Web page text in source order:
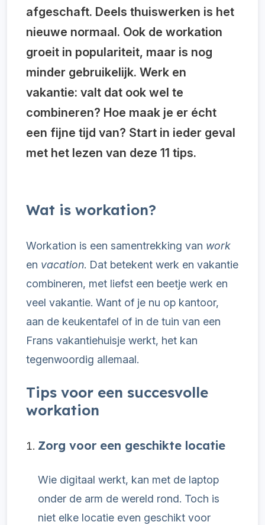
afgeschaft. Deels thuiswerken is het
nieuwe normaal. Ook de workation
groeit in populariteit, maar is nog
minder gebruikelijk. Werk en
vakantie: valt dat ook wel te
combineren? Hoe maak je er écht
een fijne tijd van? Start in ieder geval
met het lezen van deze 11 tips.
Wat is workation?
Workation is een samentrekking van work
en vacation. Dat betekent werk en vakantie
combineren, met liefst een beetje werk en
veel vakantie. Want of je nu op kantoor,
aan de keukentafel of in de tuin van een
Frans vakantiehuisje werkt, het kan
tegenwoordig allemaal.
Tips voor een succesvolle
workation
Zorg voor een geschikte locatie
Wie digitaal werkt, kan met de laptop
onder de arm de wereld rond. Toch is
niet elke locatie even geschikt voor